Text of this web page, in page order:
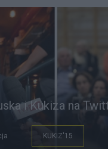
i Kukiza na
KUKIZ'15